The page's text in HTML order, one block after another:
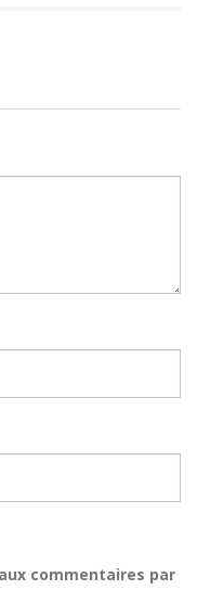
commentaires par